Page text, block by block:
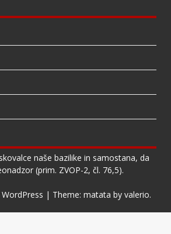
naše bazilike in samostana, da
(prim. ZVOP-2, čl. 76,5).
| Theme: matata by valerio.